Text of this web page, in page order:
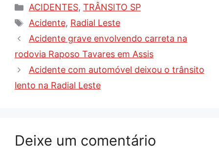
Categorias
ACIDENTES, TRÂNSITO SP
Tags
Acidente, Radial Leste
Acidente grave envolvendo carreta na
rodovia Raposo Tavares em Assis
Acidente com automóvel deixou o trânsito
lento na Radial Leste
Deixe um comentário